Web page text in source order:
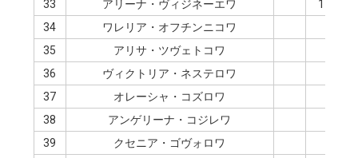
33
アリーナ・ヴィジネーエワ 1
34
ワレリア・オフチンニコワ
35
アリサ・ツヴェトコワ
36
ヴィクトリア・ネステロワ
37
オレーシャ・コズロワ
38
アンゲリーナ・コジレワ
39
クセニア・ゴヴォロワ